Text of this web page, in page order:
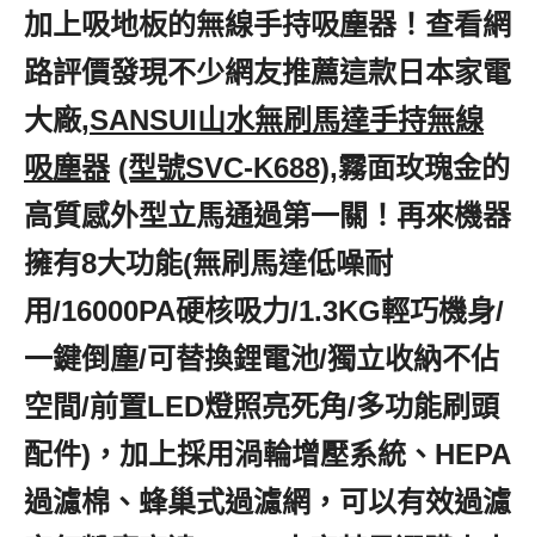
加上吸地板的無線手持吸塵器！查看網
路評價發現不少網友推薦這款日本家電
大廠,SANSUI山水無刷馬達手持無線
吸塵器 (型號SVC-K688),霧面玫瑰金的
高質感外型立馬通過第一關！再來機器
擁有8大功能(無刷馬達低噪耐
用/16000PA硬核吸力/1.3KG輕巧機身/
一鍵倒塵/可替換鋰電池/獨立收納不佔
空間/前置LED燈照亮死角/多功能刷頭
配件)，加上採用渦輪增壓系統、HEPA
過濾棉、蜂巢式過濾網，可以有效過濾